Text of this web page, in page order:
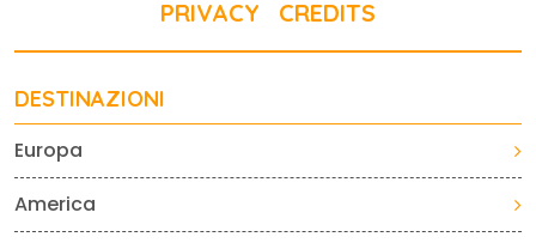
PRIVACY CREDITS
DESTINAZIONI
Europa
America